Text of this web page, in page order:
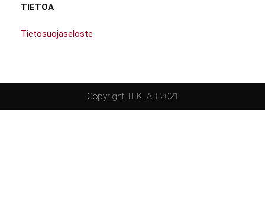
TIETOA
Tietosuojaseloste
Copyright TEKLAB 2021